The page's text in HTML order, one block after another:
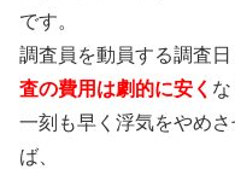
です。
調査員を動員する調査日
査の費用は劇的に安く な
一刻も早く浮気をやめ
ば、